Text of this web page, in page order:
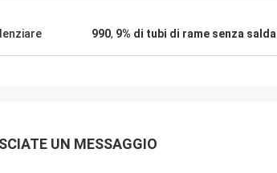
990, 9% di tubi di rame senza
UN MESSAGGIO